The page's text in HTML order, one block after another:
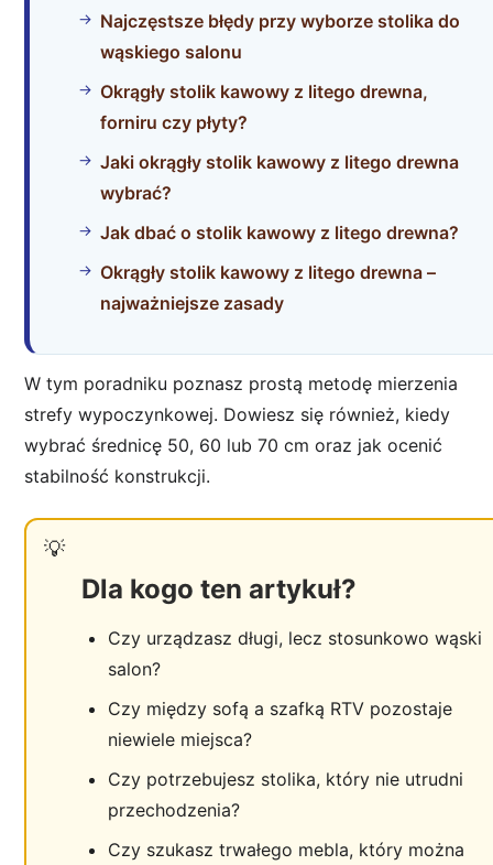
Najczęstsze błędy przy wyborze stolika do
wąskiego salonu
Okrągły stolik kawowy z litego drewna,
forniru czy płyty?
Jaki okrągły stolik kawowy z litego drewna
wybrać?
Jak dbać o stolik kawowy z litego drewna?
Okrągły stolik kawowy z litego drewna –
najważniejsze zasady
W tym poradniku poznasz prostą metodę mierzenia
strefy wypoczynkowej. Dowiesz się również, kiedy
wybrać średnicę 50, 60 lub 70 cm oraz jak ocenić
stabilność konstrukcji.
Dla kogo ten artykuł?
Czy urządzasz długi, lecz stosunkowo wąski
salon?
Czy między sofą a szafką RTV pozostaje
niewiele miejsca?
Czy potrzebujesz stolika, który nie utrudni
przechodzenia?
Czy szukasz trwałego mebla, który można